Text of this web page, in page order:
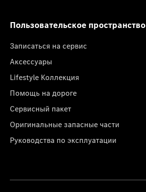
Пользовательское пространство
Записаться на сервис
Аксессуары
Lifestyle Коллекция
Помощь на дороге
Сервисный пакет
Оригинальные запасные части
Руководства по эксплуатации